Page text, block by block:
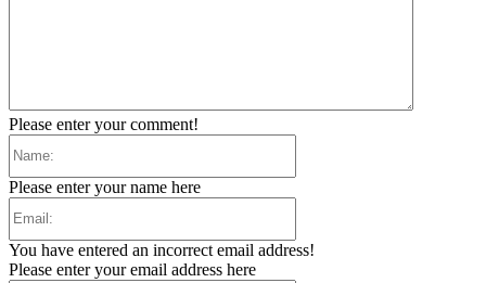
Please enter your comment!
Please enter your name here
You have entered an incorrect email address!
Please enter your email address here